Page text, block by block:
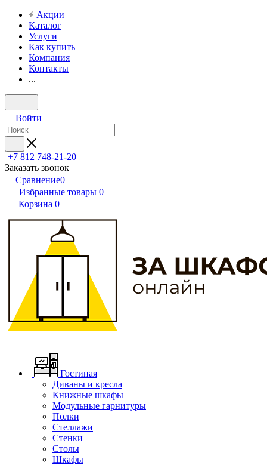
Акции
Каталог
Услуги
Как купить
Компания
Контакты
...
Войти
+7 812 748-21-20
Заказать звонок
Сравнение0
Избранные товары 0
Корзина 0
Гостиная
Диваны и кресла
Книжные шкафы
Модульные гарнитуры
Полки
Стеллажи
Стенки
Столы
Шкафы